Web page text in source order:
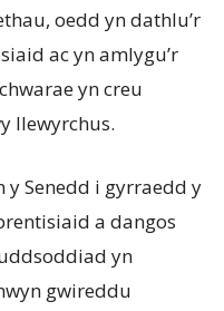
oedd yn dathlu’r
ac yn amlygu’r
yn creu
llewyrchus.
Senedd i gyrraedd y
a dangos
yn
gwireddu